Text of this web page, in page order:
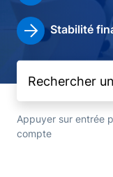
Stabilité
Appuyer sur entrée
compte